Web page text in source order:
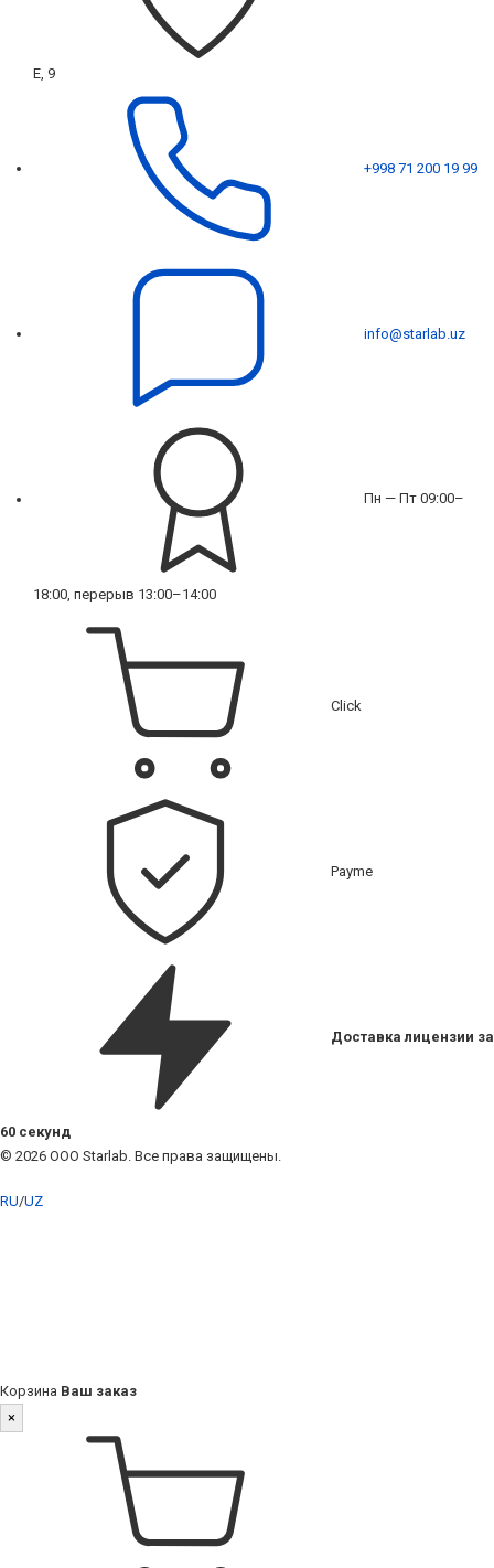
Е, 9
+998 71 200 19 99
info@starlab.uz
Пн — Пт 09:00–
18:00, перерыв 13:00–14:00
Click
Payme
Доставка лицензии за
60 секунд
© 2026 ООО Starlab. Все права защищены.
RU/UZ
Корзина Ваш заказ
×